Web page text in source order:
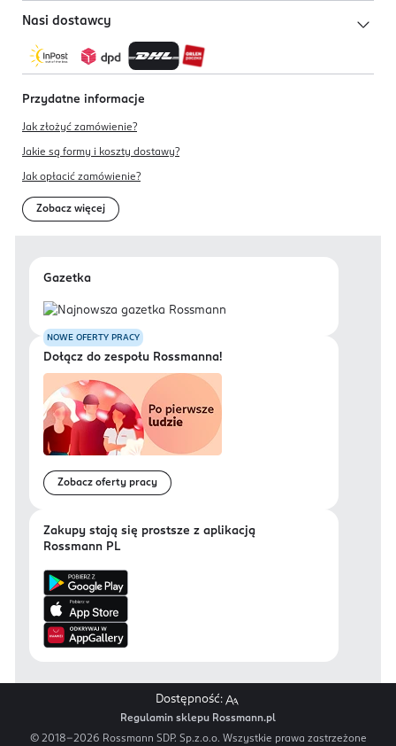
Nasi dostawcy
Przydatne informacje
Jak złożyć zamówienie?
Jakie są formy i koszty dostawy?
Jak opłacić zamówienie?
Zobacz więcej
Gazetka
NOWE OFERTY PRACY
Dołącz do zespołu Rossmanna!
Zobacz oferty pracy
Zakupy stają się prostsze z aplikacją
Rossmann PL
Dostępność:
Regulamin sklepu Rossmann.pl
© 2018-2026 Rossmann SDP. Sp.z.o.o. Wszystkie prawa zastrzeżone